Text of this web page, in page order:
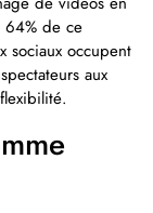
64% de ce
sociaux occupent
aux